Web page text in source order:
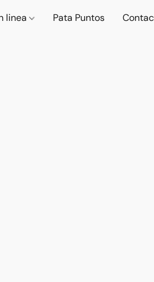
linea Pata Puntos